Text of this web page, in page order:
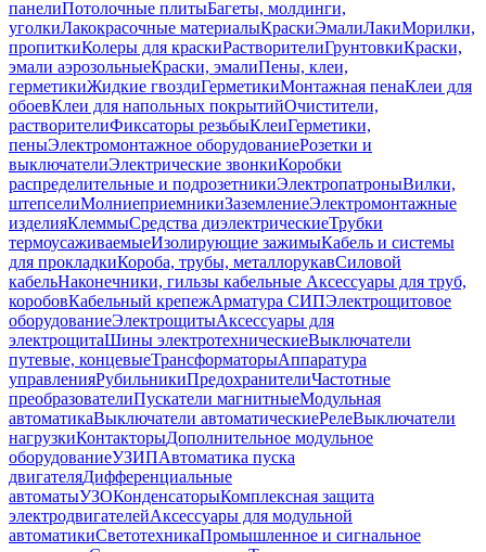
панелиПотолочные плитыБагеты, молдинги,
уголкиЛакокрасочные материалыКраскиЭмалиЛакиМорилки,
пропиткиКолеры для краскиРастворителиГрунтовкиКраски,
эмали аэрозольныеКраски, эмалиПены, клеи,
герметикиЖидкие гвоздиГерметикиМонтажная пенаКлеи для
обоевКлеи для напольных покрытийОчистители,
растворителиФиксаторы резьбыКлеиГерметики,
пеныЭлектромонтажное оборудованиеРозетки и
выключателиЭлектрические звонкиКоробки
распределительные и подрозетникиЭлектропатроныВилки,
штепселиМолниеприемникиЗаземлениеЭлектромонтажные
изделияКлеммыСредства диэлектрическиеТрубки
термоусаживаемыеИзолирующие зажимыКабель и системы
для прокладкиКороба, трубы, металлорукавСиловой
кабельНаконечники, гильзы кабельные Аксессуары для труб,
коробовКабельный крепежАрматура СИПЭлектрощитовое
оборудованиеЭлектрощитыАксессуары для
электрощитаШины электротехническиеВыключатели
путевые, концевыеТрансформаторыАппаратура
управленияРубильникиПредохранителиЧастотные
преобразователиПускатели магнитныеМодульная
автоматикаВыключатели автоматическиеРелеВыключатели
нагрузкиКонтакторыДополнительное модульное
оборудованиеУЗИПАвтоматика пуска
двигателяДифференциальные
автоматыУЗОКонденсаторыКомплексная защита
электродвигателейАксессуары для модульной
автоматикиСветотехникаПромышленное и сигнальное